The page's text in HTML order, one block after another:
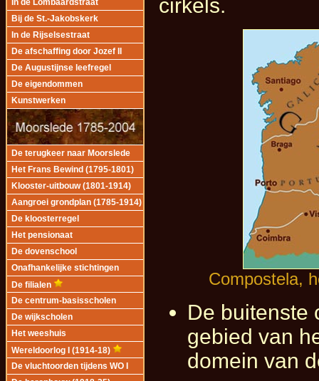
In de Lombaardstraat
Bij de St.-Jakobskerk
In de Rijselsestraat
De afschaffing door Jozef II
De Augustijnse leefregel
De eigendommen
Kunstwerken
De terugkeer naar Moorslede
Het Frans Bewind (1795-1801)
Klooster-uitbouw (1801-1914)
Aangroei grondplan (1785-1914)
De kloosterregel
Het pensionaat
De dovenschool
Onafhankelijke stichtingen
De filialen
De centrum-basisscholen
De wijkscholen
Het weeshuis
Wereldoorlog I (1914-18)
De vluchtoorden tijdens WO I
cirkels.
Compostela,
De buitenste
gebied van
domein van